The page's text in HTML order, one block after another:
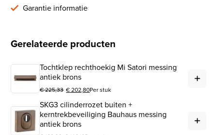
Garantie informatie
Gerelateerde producten
Tochtklep rechthoekig Mi Satori messing
antiek brons
€225,33
Oorspronkelijke prijs was: € 225,33.
€202,80
Huidige prijs is: € 202,80.
Per stuk
SKG3 cilinderrozet buiten +
kerntrekbeveiliging Bauhaus messing
antiek brons